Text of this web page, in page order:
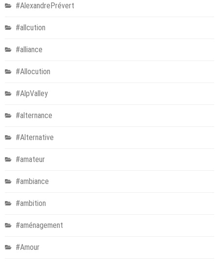
#AlexandrePrévert
#allcution
#alliance
#Allocution
#AlpValley
#alternance
#Alternative
#amateur
#ambiance
#ambition
#aménagement
#Amour